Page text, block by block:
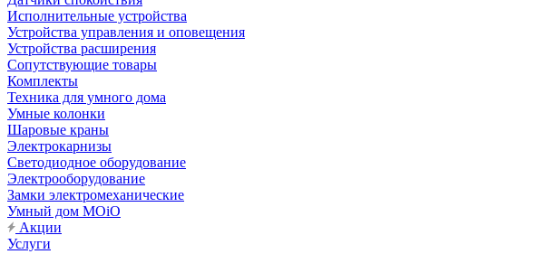
Исполнительные устройства
Устройства управления и оповещения
Устройства расширения
Сопутствующие товары
Комплекты
Техника для умного дома
Умные колонки
Шаровые краны
Электрокарнизы
Светодиодное оборудование
Электрооборудование
Замки электромеханические
Умный дом MOiO
Акции
Услуги